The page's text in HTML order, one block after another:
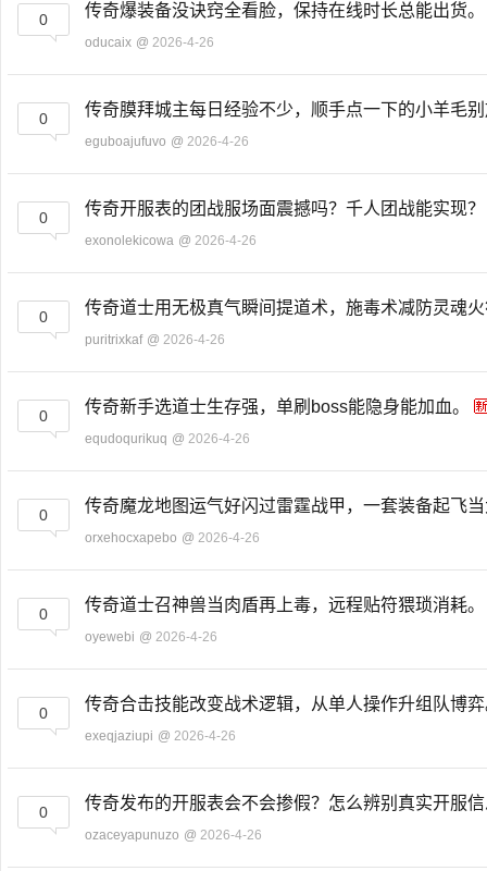
0 传奇爆装备没诀窍全看脸，保持在线时长总能出货
oducaix @ 2026-4-26
0 传奇膜拜城主每日经验不少，顺手点一下的小羊毛
eguboajufuvo @ 2026-4-26
0 传奇开服表的团战服场面震撼吗？千人团战能实现
exonolekicowa @ 2026-4-26
0 传奇道士用无极真气瞬间提道术，施毒术减防灵魂
puritrixkaf @ 2026-4-26
0 传奇新手选道士生存强，单刷boss能隐身能加血。
equdoqurikuq @ 2026-4-26
0 传奇魔龙地图运气好闪过雷霆战甲，一套装备起飞
orxehocxapebo @ 2026-4-26
0 传奇道士召神兽当肉盾再上毒，远程贴符猥琐消耗
oyewebi @ 2026-4-26
0 传奇合击技能改变战术逻辑，从单人操作升组队博
exeqjaziupi @ 2026-4-26
0 传奇发布的开服表会不会掺假？怎么辨别真实开服
ozaceyapunuzo @ 2026-4-26